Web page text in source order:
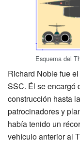
Esquema del
Richard Noble fue
SSC. Él se encargó
construcción hasta
patrocinadores y
había tenido un
vehículo anterior al